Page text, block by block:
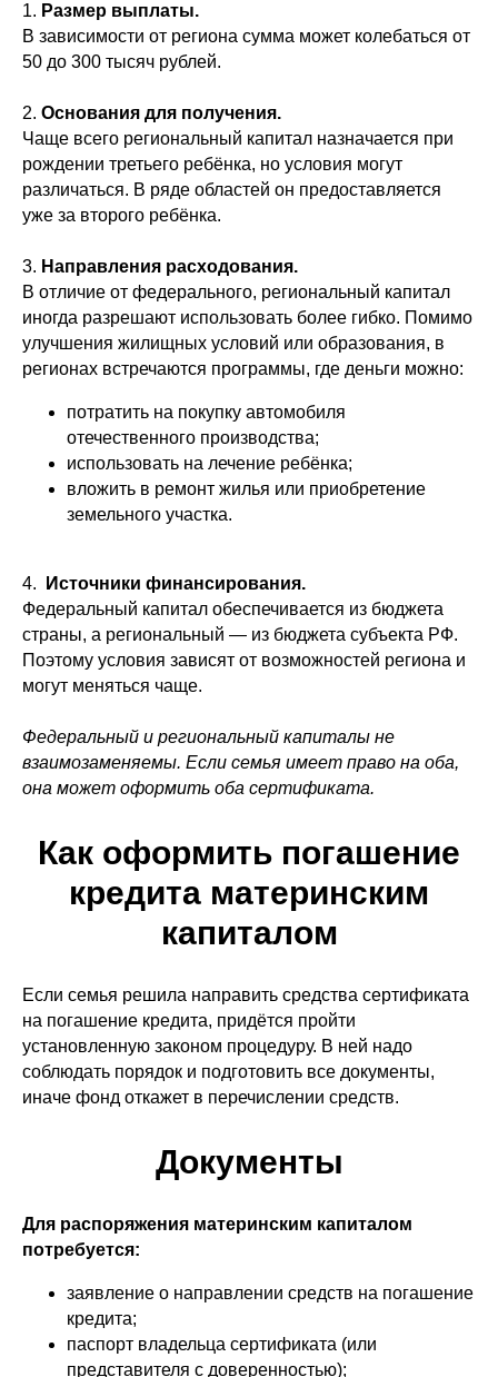
1. Размер выплаты.
В зависимости от региона сумма может колебаться от
50 до 300 тысяч рублей.
2. Основания для получения.
Чаще всего региональный капитал назначается при
рождении третьего ребёнка, но условия могут
различаться. В ряде областей он предоставляется
уже за второго ребёнка.
3. Направления расходования.
В отличие от федерального, региональный капитал
иногда разрешают использовать более гибко. Помимо
улучшения жилищных условий или образования, в
регионах встречаются программы, где деньги можно:
потратить на покупку автомобиля
отечественного производства;
использовать на лечение ребёнка;
вложить в ремонт жилья или приобретение
земельного участка.
4.
Источники финансирования.
Федеральный капитал обеспечивается из бюджета
страны, а региональный — из бюджета субъекта РФ.
Поэтому условия зависят от возможностей региона и
могут меняться чаще.
Федеральный и региональный капиталы не
взаимозаменяемы. Если семья имеет право на оба,
она может оформить оба сертификата.
Как оформить погашение
кредита материнским
капиталом
Если семья решила направить средства сертификата
на погашение кредита, придётся пройти
установленную законом процедуру. В ней надо
соблюдать порядок и подготовить все документы,
иначе фонд откажет в перечислении средств.
Документы
Для распоряжения материнским капиталом
потребуется:
заявление о направлении средств на погашение
кредита;
паспорт владельца сертификата (или
представителя с доверенностью);